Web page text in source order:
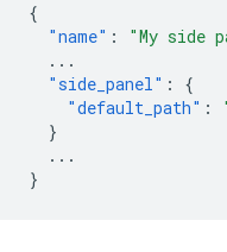
{
"name" : "My side
...
"side_panel" :
{
"default_path" :
}
...
}